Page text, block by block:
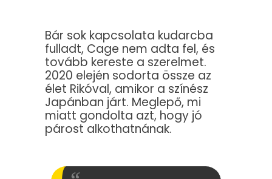
Bár sok kapcsolata kudarcba
fulladt, Cage nem adta fel, és
tovább kereste a szerelmet.
2020 elején sodorta össze az
élet Rikóval, amikor a színész
Japánban járt. Meglepő, mi
miatt gondolta azt, hogy jó
párost alkothatnának.